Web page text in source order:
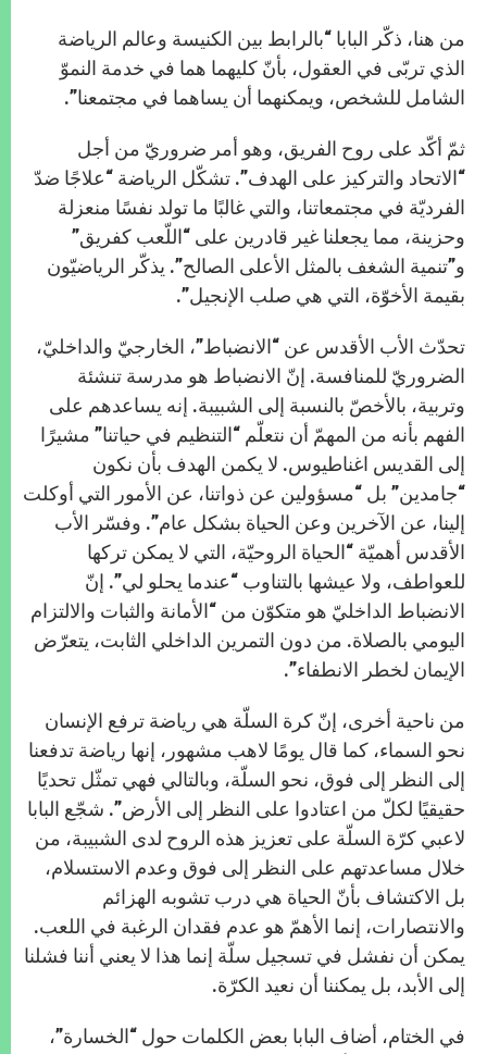
من هنا، ذكّر البابا “بالرابط بين الكنيسة وعالم الرياضة
الذي تربّى في العقول، بأنّ كليهما هما في خدمة النموّ
الشامل للشخص، ويمكنهما أن يساهما في مجتمعنا”.
ثمّ أكّد على روح الفريق، وهو أمر ضروريّ من أجل
“الاتحاد والتركيز على الهدف”. تشكّل الرياضة “علاجًا ضدّ
الفرديّة في مجتمعاتنا، والتي غالبًا ما تولد نفسًا منعزلة
وحزينة، مما يجعلنا غير قادرين على “اللّعب كفريق”
و”تنمية الشغف بالمثل الأعلى الصالح”. يذكّر الرياضيّون
بقيمة الأخوّة، التي هي صلب الإنجيل”.
تحدّث الأب الأقدس عن “الانضباط”، الخارجيّ والداخليّ،
الضروريّ للمنافسة. إنّ الانضباط هو مدرسة تنشئة
وتربية، بالأخصّ بالنسبة إلى الشبيبة. إنه يساعدهم على
الفهم بأنه من المهمّ أن نتعلّم “التنظيم في حياتنا” مشيرًا
إلى القديس اغناطيوس. لا يكمن الهدف بأن نكون
“جامدين” بل “مسؤولين عن ذواتنا، عن الأمور التي أوكلت
إلينا، عن الآخرين وعن الحياة بشكل عام”. وفسّر الأب
الأقدس أهميّة “الحياة الروحيّة، التي لا يمكن تركها
للعواطف، ولا عيشها بالتناوب “عندما يحلو لي”. إنّ
الانضباط الداخليّ هو متكوّن من “الأمانة والثبات والالتزام
اليومي بالصلاة. من دون التمرين الداخلي الثابت، يتعرّض
الإيمان لخطر الانطفاء”.
من ناحية أخرى، إنّ كرة السلّة هي رياضة ترفع الإنسان
نحو السماء، كما قال يومًا لاهب مشهور، إنها رياضة تدفعنا
إلى النظر إلى فوق، نحو السلّة، وبالتالي فهي تمثّل تحديًا
حقيقيًا لكلّ من اعتادوا على النظر إلى الأرض”. شجّع البابا
لاعبي كرّة السلّة على تعزيز هذه الروح لدى الشبيبة، من
خلال مساعدتهم على النظر إلى فوق وعدم الاستسلام،
بل الاكتشاف بأنّ الحياة هي درب تشوبه الهزائم
والانتصارات، إنما الأهمّ هو عدم فقدان الرغبة في اللعب.
يمكن أن نفشل في تسجيل سلّة إنما هذا لا يعني أننا فشلنا
إلى الأبد، بل يمكننا أن نعيد الكرّة.
في الختام، أضاف البابا بعض الكلمات حول “الخسارة”،